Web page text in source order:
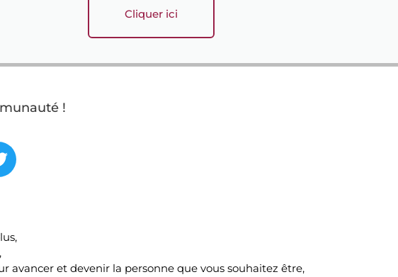
Cliquer ici
!
avancer et devenir la personne que vous souhaitez être,